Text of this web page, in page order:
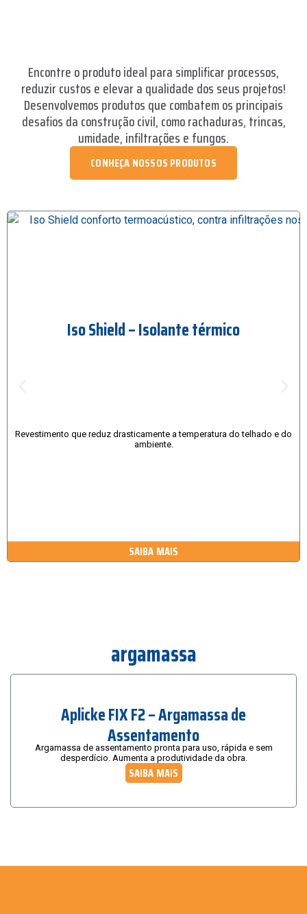
Encontre o produto ideal para simplificar processos,
reduzir custos e elevar a qualidade dos seus projetos!
Desenvolvemos produtos que combatem os principais
desafios da construção civil, como rachaduras, trincas,
umidade, infiltrações e fungos.
CONHEÇA NOSSOS PRODUTOS
Iso Shield – Isolante térmico
Revestimento que reduz drasticamente a temperatura do telhado e do
ambiente.
SAIBA MAIS
argamassa
Aplicke FIX F2 – Argamassa de
Assentamento
Argamassa de assentamento pronta para uso, rápida e sem
desperdício. Aumenta a produtividade da obra.
SAIBA MAIS